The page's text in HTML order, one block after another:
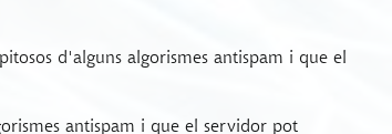
d'alguns algorismes antispam i que el
antispam i que el servidor pot